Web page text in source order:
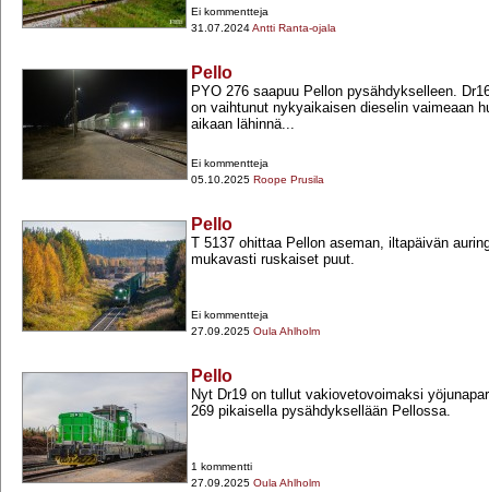
Ei kommentteja
31.07.2024Antti Ranta-ojala
Pello
PYO 276 saapuu Pellon pysähdykselleen.
on vaihtunut nykyaikaisen dieselin vaimeaan
aikaan lähinnä...
Ei kommentteja
05.10.2025 Roope Prusila
Pello
T 5137 ohittaa Pellon aseman, iltapäivän
mukavasti ruskaiset puut.
Ei kommentteja
27.09.2025 Oula Ahlholm
Pello
Nyt Dr19 on tullut vakiovetovoimaksi
269 pikaisella pysähdyksellään Pellossa.
1 kommentti
27.09.2025 Oula Ahlholm